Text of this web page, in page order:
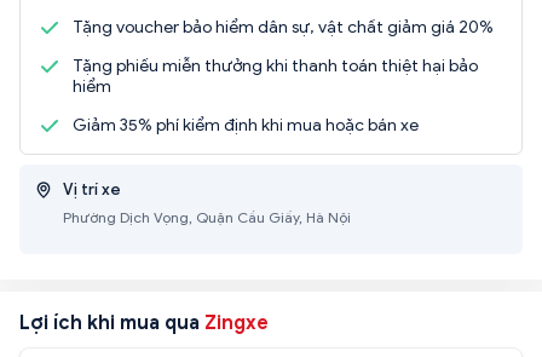
Tặng voucher bảo hiểm dân sự, vật chất giảm giá 20%
Tặng phiếu miễn thưởng khi thanh toán thiệt hại bảo
hiểm
Giảm 35% phí kiểm định khi mua hoặc bán xe
Vị trí xe
Phường Dịch Vọng, Quận Cầu Giấy, Hà Nội
Lợi ích khi mua qua Zingxe